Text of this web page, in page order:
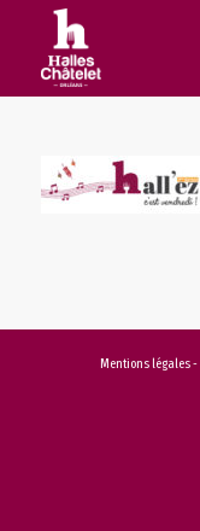
Mentions légales-